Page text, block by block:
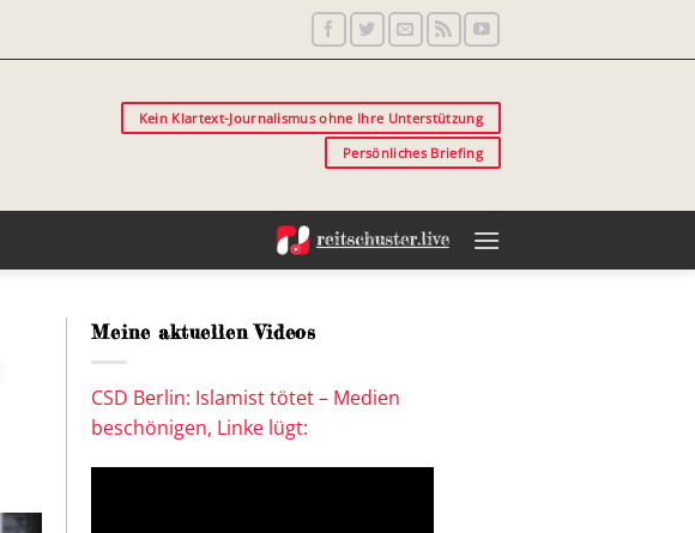
Kein Klartext-Journalismus ohne Ihre Unterstützung
Persönliches Briefing
Meine aktuellen Videos
CSD Berlin: Islamist tötet – Medien
beschönigen, Linke lügt: